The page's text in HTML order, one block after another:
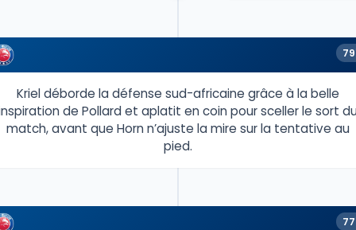
Kriel déborde la défense sud-africaine grâce à la belle
de Pollard et aplatit en coin pour sceller le sort du
match, avant que Horn n’ajuste la mire sur la tentative au
pied.